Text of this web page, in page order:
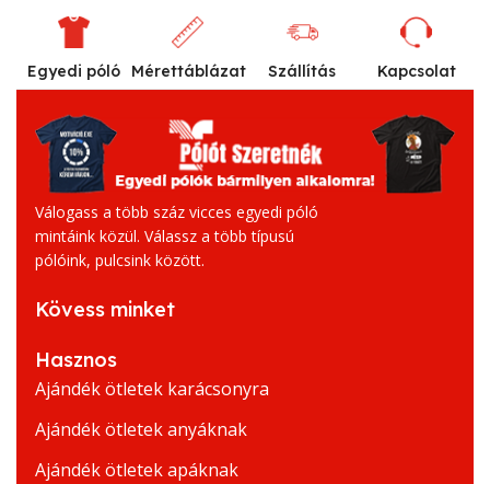
Egyedi póló Mérettáblázat Szállítás Kapcsolat
Válogass a több száz vicces egyedi póló
mintáink közül. Válassz a több típusú
pólóink, pulcsink között.
Kövess minket
Hasznos
Ajándék ötletek karácsonyra
Ajándék ötletek anyáknak
Ajándék ötletek apáknak